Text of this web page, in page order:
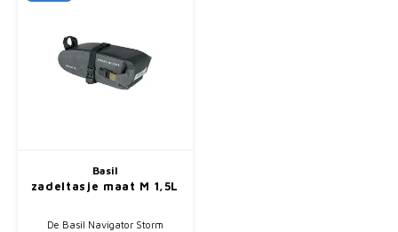
Basil
zadeltasje maat M 1,5L
De Basil Navigator Storm